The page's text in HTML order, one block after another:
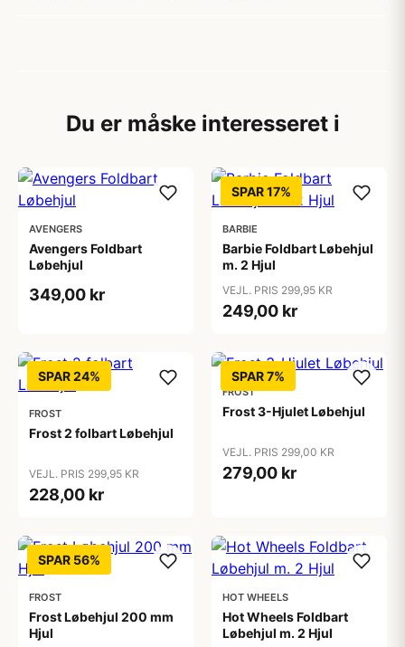
Du er måske interesseret i
AVENGERS
Avengers Foldbart
Løbehjul
349,00 kr
SPAR 17%
BARBIE
Barbie Foldbart Løbehjul
m. 2 Hjul
VEJL. PRIS 299,95 KR
249,00 kr
SPAR 24%
FROST
Frost 2 folbart Løbehjul
VEJL. PRIS 299,95 KR
228,00 kr
SPAR 7%
FROST
Frost 3-Hjulet Løbehjul
VEJL. PRIS 299,00 KR
279,00 kr
SPAR 56%
FROST
Frost Løbehjul 200 mm
Hjul
HOT WHEELS
Hot Wheels Foldbart
Løbehjul m. 2 Hjul